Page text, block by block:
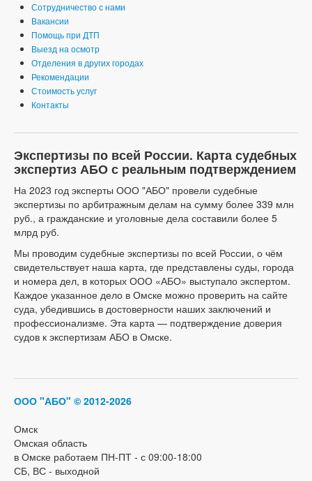
Сотрудничество с нами
Вакансии
Помощь при ДТП
Выезд на осмотр
Отделения в других городах
Рекомендации
Стоимость услуг
Контакты
Экспертизы по всей России. Карта судебных
экспертиз АБО с реальным подтверждением
На 2023 год эксперты ООО "АБО" провели судебные
экспертизы по арбитражным делам на сумму более 339 млн
руб., а гражданские и уголовные дела составили более 5
млрд руб.
Мы проводим судебные экспертизы по всей России, о чём
свидетельствует наша карта, где представлены суды, города
и номера дел, в которых ООО «АБО» выступало экспертом.
Каждое указанное дело в Омске можно проверить на сайте
суда, убедившись в достоверности наших заключений и
профессионализме. Эта карта — подтверждение доверия
судов к экспертизам АБО в Омске.
ООО "АБО" © 2012-2026
Омск
Омская область
в Омске работаем ПН-ПТ - с 09:00-18:00
СБ, ВС - выходной